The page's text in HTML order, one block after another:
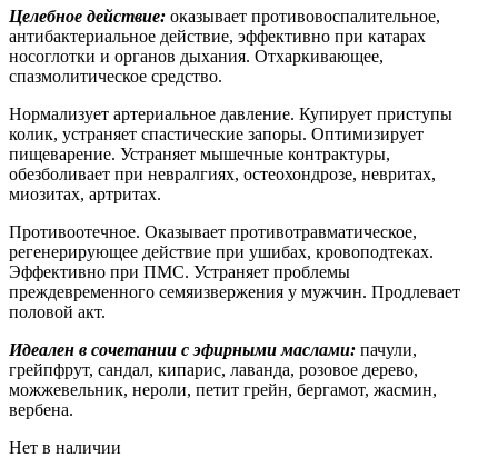
Целебное действие: оказывает противовоспалительное,
антибактериальное действие, эффективно при катарах
носоглотки и органов дыхания. Отхаркивающее,
спазмолитическое средство.
Нормализует артериальное давление. Купирует приступы
колик, устраняет спастические запоры. Оптимизирует
пищеварение. Устраняет мышечные контрактуры,
обезболивает при невралгиях, остеохондрозе, невритах,
миозитах, артритах.
Противоотечное. Оказывает противотравматическое,
регенерирующее действие при ушибах, кровоподтеках.
Эффективно при ПМС. Устраняет проблемы
преждевременного семяизвержения у мужчин. Продлевает
половой акт.
Идеален в сочетании с эфирными маслами: пачули,
грейпфрут, сандал, кипарис, лаванда, розовое дерево,
можжевельник, нероли, петит грейн, бергамот, жасмин,
вербена.
Нет в наличии